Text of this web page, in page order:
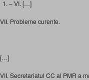
– VI. […]
VII. Probleme curente.
[…]
VII. Secretariatul CC al PMR a